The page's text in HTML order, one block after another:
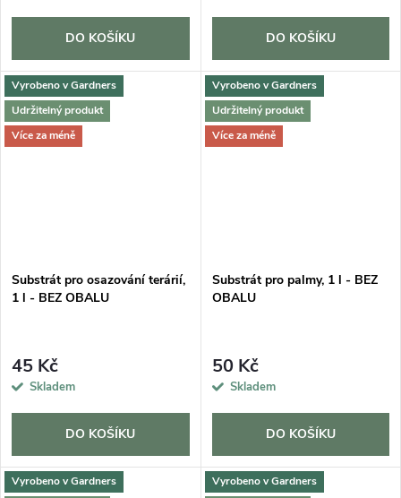
DO KOŠÍKU DO KOŠÍKU
Vyrobeno v Gardners
Udržitelný produkt
Více za méně
Substrát pro osazování terárií,
1 l - BEZ OBALU
45 Kč
Skladem
DO KOŠÍKU
Vyrobeno v Gardners
Udržitelný produkt
Více za méně
Substrát pro palmy, 1 l - BEZ
OBALU
50 Kč
Skladem
DO KOŠÍKU
Vyrobeno v Gardners
Vyrobeno v Gardners